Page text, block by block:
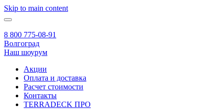
Skip to main content
8 800 775-08-91
Волгоград
Наш шоурум
Акции
Оплата и доставка
Расчет стоимости
Контакты
TERRADECK ПРО